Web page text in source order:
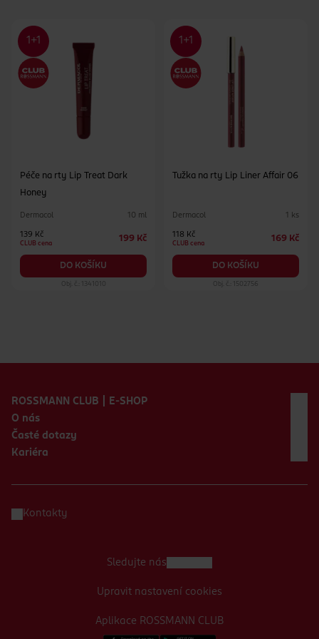
Péče na rty Lip Treat Dark
Honey
Dermacol 10 ml
139 Kč
CLUB cena
199 Kč
DO KOŠÍKU
Obj. č.: 1341010
Tužka na rty Lip Liner Affair 06
Dermacol 1 ks
118 Kč
CLUB cena
169 Kč
DO KOŠÍKU
Obj. č.: 1502756
ROSSMANN CLUB | E-SHOP
O nás
Časté dotazy
Kariéra
Kontakty
Aplikace ROSSMANN CLUB
Sledujte nás
Upravit nastavení cookies